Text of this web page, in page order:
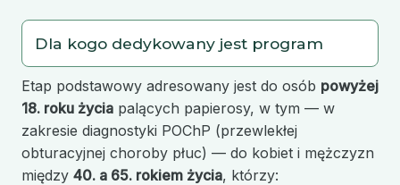
Dla kogo dedykowany jest program
Etap podstawowy adresowany jest do osób powyżej
18. roku życia palących papierosy, w tym — w
zakresie diagnostyki POChP (przewlekłej
obturacyjnej choroby płuc) — do kobiet i mężczyzn
między 40. a 65. rokiem życia, którzy: